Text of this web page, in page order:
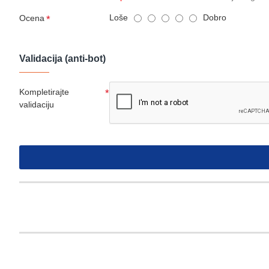
Ocena Loše Dobro
Validacija (anti-bot)
Kompletirajte
validaciju